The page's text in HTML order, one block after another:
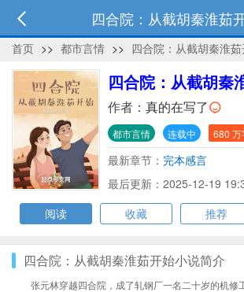
四合院：从截胡秦淮茹
首页 >> 都市言情 >> 四合院：从截胡秦淮
四合院：从截胡秦
作者： 真的在写了
都市言情 连载中 680 万
最新章节： 完本感言
最后更新：2025-12-19
阅读
收藏 推荐
四合院：从截胡秦淮茹开始小说简介
张元林穿越四合院，成了轧钢厂一名二十岁的机修工